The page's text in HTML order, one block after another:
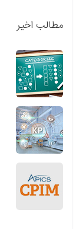
مطالب اخیر